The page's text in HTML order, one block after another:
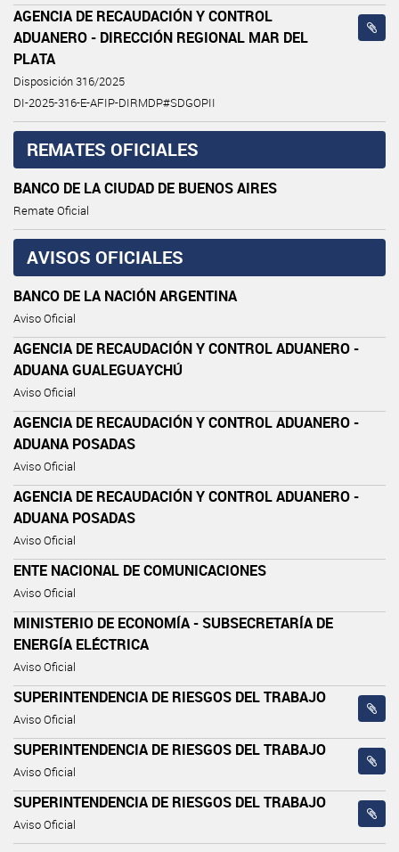
AGENCIA DE RECAUDACIÓN Y CONTROL
ADUANERO - DIRECCIÓN REGIONAL MAR DEL
PLATA
Disposición 316/2025
DI-2025-316-E-AFIP-DIRMDP#SDGOPII
REMATES OFICIALES
BANCO DE LA CIUDAD DE BUENOS AIRES
Remate Oficial
AVISOS OFICIALES
BANCO DE LA NACIÓN ARGENTINA
Aviso Oficial
AGENCIA DE RECAUDACIÓN Y CONTROL ADUANERO -
ADUANA GUALEGUAYCHÚ
Aviso Oficial
AGENCIA DE RECAUDACIÓN Y CONTROL ADUANERO -
ADUANA POSADAS
Aviso Oficial
AGENCIA DE RECAUDACIÓN Y CONTROL ADUANERO -
ADUANA POSADAS
Aviso Oficial
ENTE NACIONAL DE COMUNICACIONES
Aviso Oficial
MINISTERIO DE ECONOMÍA - SUBSECRETARÍA DE
ENERGÍA ELÉCTRICA
Aviso Oficial
SUPERINTENDENCIA DE RIESGOS DEL TRABAJO
Aviso Oficial
SUPERINTENDENCIA DE RIESGOS DEL TRABAJO
Aviso Oficial
SUPERINTENDENCIA DE RIESGOS DEL TRABAJO
Aviso Oficial